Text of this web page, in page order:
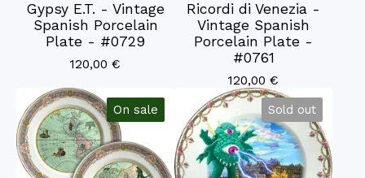
Gypsy E.T. - Vintage
Spanish Porcelain
Plate - #0729
120,00 €
Ricordi di Venezia -
Vintage Spanish
Porcelain Plate -
#0761
120,00 €
On sale Sold out